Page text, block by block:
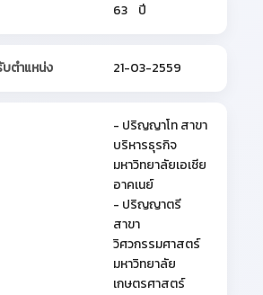
63 ปี
บตำแหน่ง 21-03-2559
- ปริญญาโท สาขา
บริหารธุรกิจ
มหาวิทยาลัยเอเชีย
อาคเนย์
- ปริญญาตรี
สาขา
วิศวกรรมศาสตร์
มหาวิทยาลัย
เกษตรศาสตร์